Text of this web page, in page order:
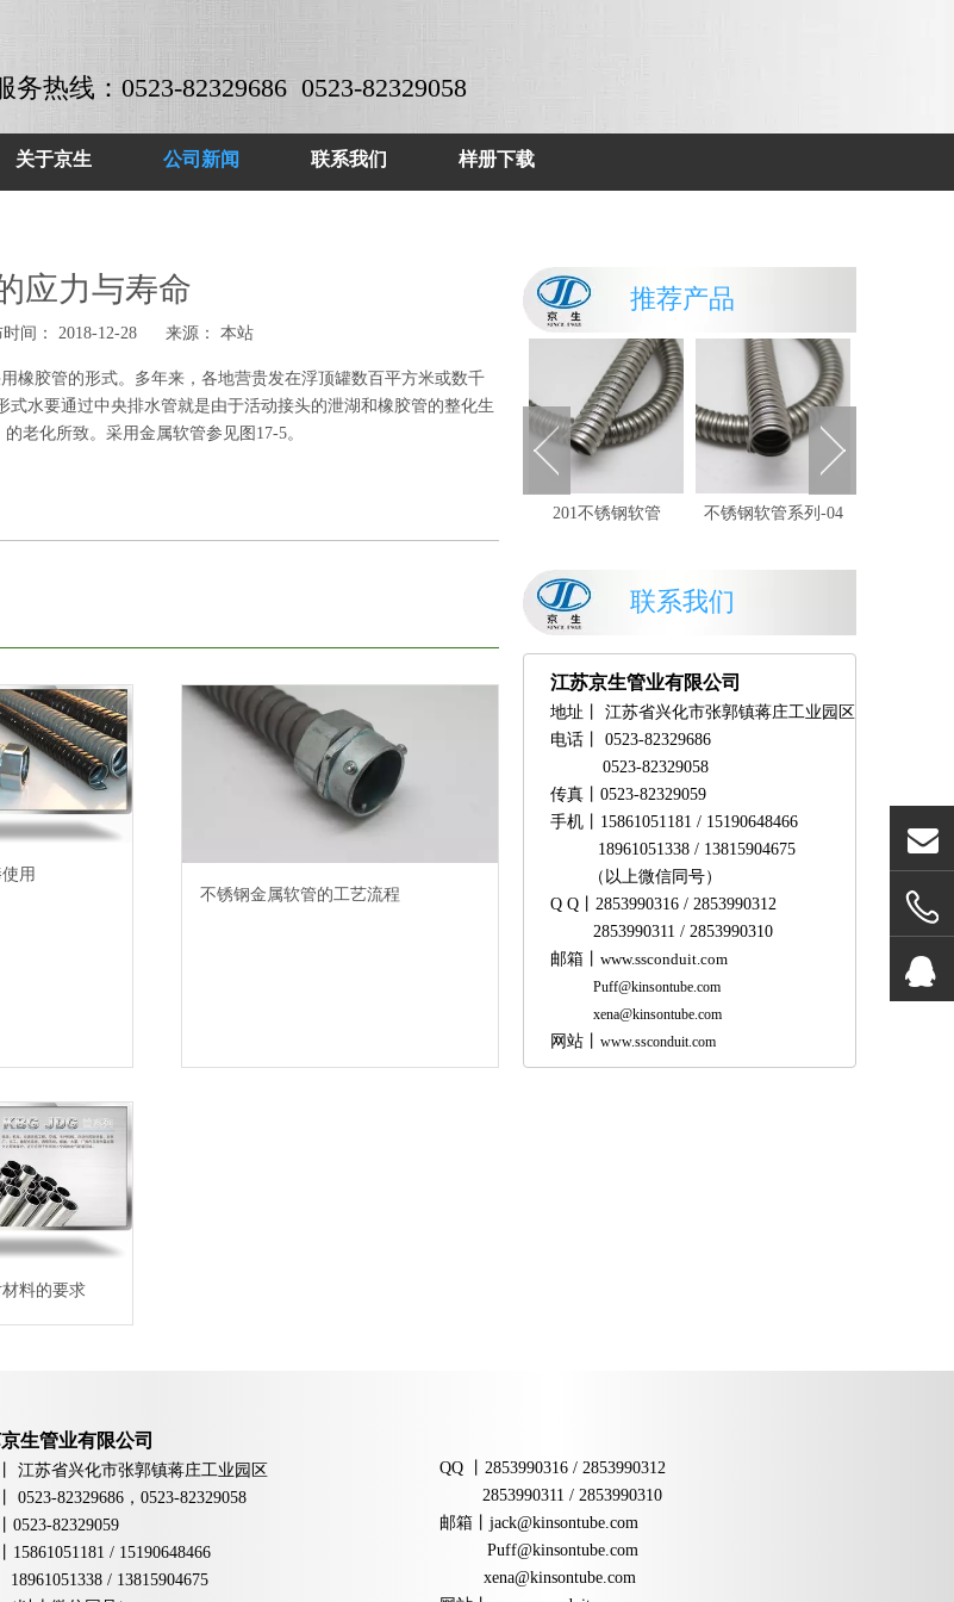
务热线：0523-82329686 0523-82329058
关于京生 公司新闻 联系我们 样册下载
应力与寿命
间： 2018-12-28 来源： 本站
橡胶管的形式。多年来，各地营贵发在浮顶罐数百平方米或数千
水要通过中央排水管就是由于活动接头的泄湖和橡胶管的整化生
老化所致。采用金属软管参见图17-5。
用
不锈钢金属软管的工艺流程
料的要求
推荐产品
201不锈钢软管 不锈钢软管系列-04
联系我们
江苏京生管业有限公司
地址丨 江苏省兴化市张郭镇蒋庄工业园区
电话丨 0523-82329686
0523-82329058
传真丨 0523-82329059
手机
15861051181 / 15190648466
18961051338 / 13815904675
（以上微信同号）
Q Q
2853990316 / 2853990312
2853990311 / 2853990310
邮箱
www.ssconduit.com
Puff@kinsontube.com
xena@kinsontube.com
网站 www.ssconduit.com
生管业有限公司
江苏省兴化市张郭镇蒋庄工业园区
0523-82329686，0523-82329058
0523-82329059
15861051181 / 15190648466
/ 13815904675
QQ
2853990316 / 2853990312
2853990311 / 2853990310
邮箱
jack@kinsontube.com
Puff@kinsontube.com
xena@kinsontube.com